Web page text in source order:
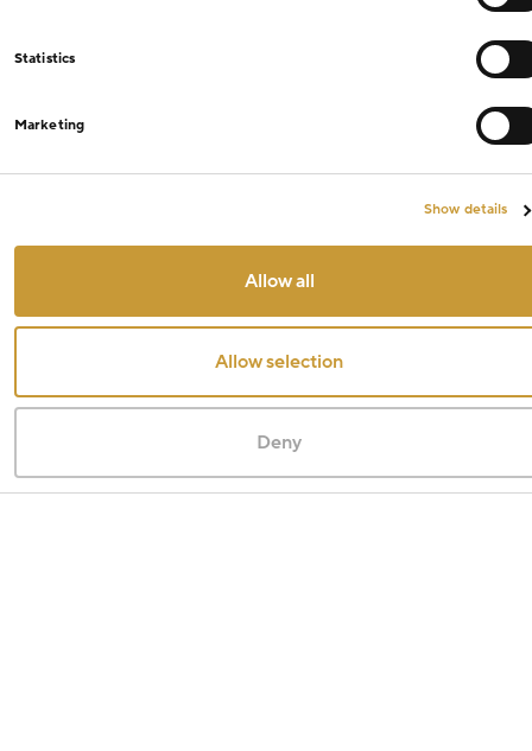
Statistics
Marketing
Show details
Allow all
Allow selection
Deny